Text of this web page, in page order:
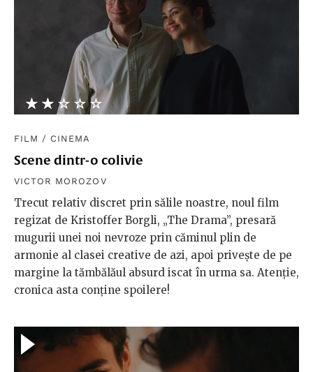
★★★★★
☆☆☆☆☆
FILM / CINEMA
Scene dintr-o colivie
VICTOR MOROZOV
Trecut relativ discret prin sălile noastre, noul film
regizat de Kristoffer Borgli, „The Drama”, presară
mugurii unei noi nevroze prin căminul plin de
armonie al clasei creative de azi, apoi privește de pe
margine la tămbălăul absurd iscat în urma sa. Atenție,
cronica asta conține spoilere!